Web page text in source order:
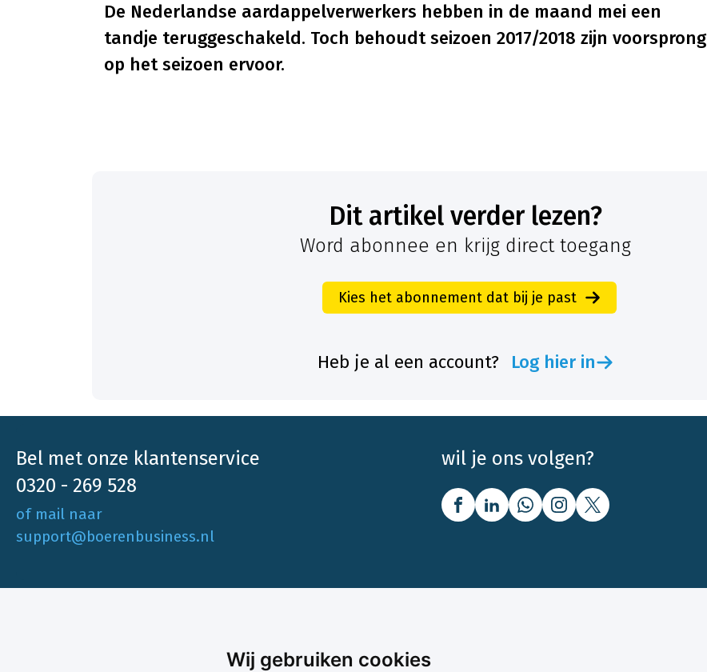
Wij gebruiken cookies
De Nederlandse aardappelverwerkers hebben in de maand mei een
tandje teruggeschakeld. Toch behoudt seizoen 2017/2018 zijn voorsprong
op het seizoen ervoor.
Dit artikel verder lezen?
Word abonnee en krijg direct toegang
Kies het abonnement dat bij je past
Heb je al een account? Log hier in
Bel met onze klantenservice
0320 - 269 528
of mail naar
support@boerenbusiness.nl
wil je ons volgen?
Ons aanbod